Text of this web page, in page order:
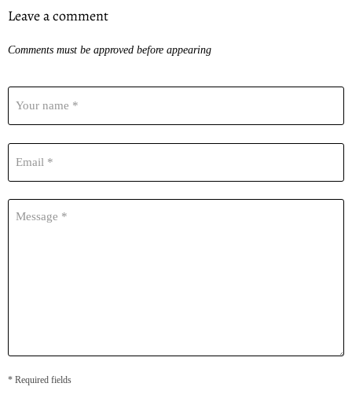
Leave a comment
Comments must be approved before appearing
Your name *
Email *
Message *
* Required fields